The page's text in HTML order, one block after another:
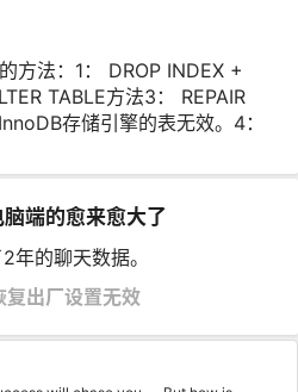
方法：1： DROP INDEX +
TABLE方法3： REPAIR
存储引擎的表无效。4：
端的愈来愈大了
年的聊天数据。
出厂设置无效